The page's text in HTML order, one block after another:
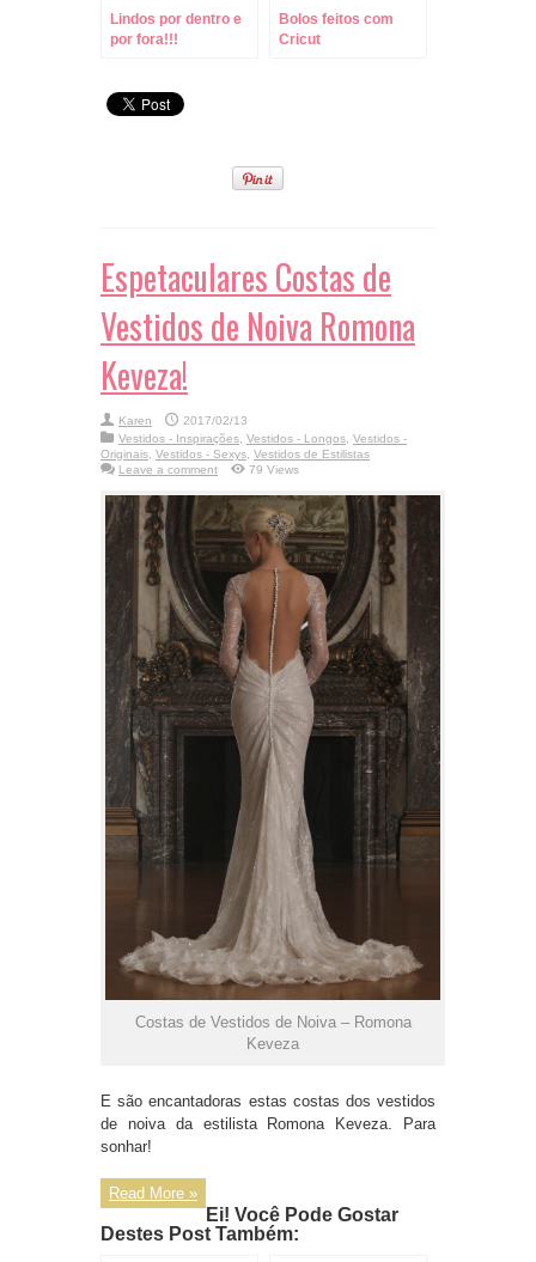
Lindos por dentro e
por fora!!!
Bolos feitos com
Cricut
Espetaculares Costas de
Vestidos de Noiva Romona
Keveza!
Karen
2017/02/13
Vestidos - Inspirações Vestidos - Longos Vestidos -
Originais Vestidos - Sexys Vestidos de Estilistas
Leave a comment
79 Views
Costas de Vestidos de Noiva – Romona
Keveza
E são encantadoras estas costas dos vestidos
de noiva da estilista Romona Keveza. Para
sonhar!
Read More »
Ei! Você Pode Gostar
Destes Post Também: